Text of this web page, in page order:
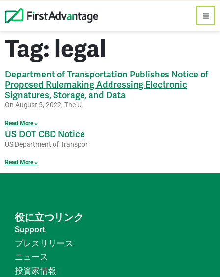
Tag: legal
Department of Transportation Publishes Notice of
Proposed Rulemaking Addressing Electronic
Signatures, Storage, and Data
On August 5, 2022, The U.
Read More »
US DOT CBD Notice
US Department of Transpor
Read More »
役に立つリンク
Support
プレスリリース
ニュース
投資家情報